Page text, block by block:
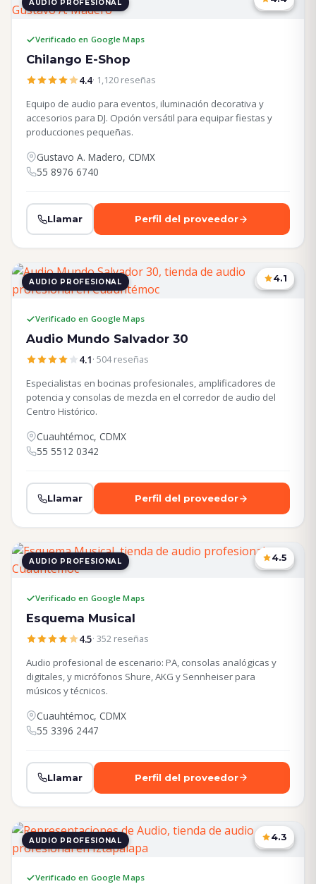
AUDIO PROFESIONAL CDMX
Verificado en Google Maps
Chilango E-Shop
4.4· 1,120 reseñas
Equipo de audio para eventos, iluminación decorativa y
accesorios para DJ. Opción versátil para equipar fiestas y
producciones pequeñas.
Gustavo A. Madero, CDMX
55 8976 6740
Llamar Perfil del proveedor
AUDIO PROFESIONAL CDMX
4.1
Verificado en Google Maps
Audio Mundo Salvador 30
4.1· 504 reseñas
Especialistas en bocinas profesionales, amplificadores de
potencia y consolas de mezcla en el corredor de audio del
Centro Histórico.
Cuauhtémoc, CDMX
55 5512 0342
Llamar Perfil del proveedor
AUDIO PROFESIONAL CDMX
4.5
Verificado en Google Maps
Esquema Musical
4.5· 352 reseñas
Audio profesional de escenario: PA, consolas analógicas y
digitales, y micrófonos Shure, AKG y Sennheiser para
músicos y técnicos.
Cuauhtémoc, CDMX
55 3396 2447
Llamar Perfil del proveedor
AUDIO PROFESIONAL CDMX
4.3
Verificado en Google Maps